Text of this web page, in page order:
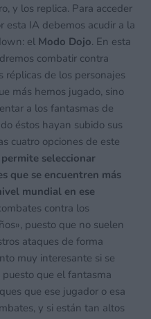
y los replica. Para acceder
esta IA debemos acudir a la
el Modo Dojo. En esta
combatir contra
réplicas de los personajes
más hemos jugado, sino
a los fantasmas de
éstos hayan subido sus
cuatro opciones de este
seleccionar
que se encuentren más
mundial en ese
contra los
puesto que no suelen
ataques de forma
muy interesante si se
que el fantasma
que ese jugador o esa
y si están tan altos